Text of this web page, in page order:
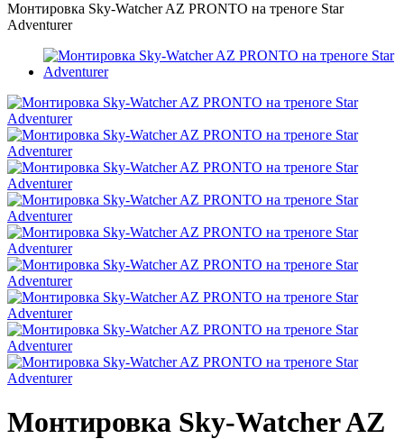
Монтировка Sky-Watcher AZ PRONTO на треноге Star
Adventurer
Монтировка Sky-Watcher AZ